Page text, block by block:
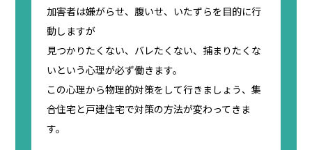
加害者は嫌がらせ、腹いせ、いたずらを目的に行
動しますが
見つかりたくない、バレたくない、捕まりたくな
いという心理が必ず働きます。
この心理から物理的対策をして行きましょう、集
合住宅と戸建住宅で対策の方法が変わってきま
す。